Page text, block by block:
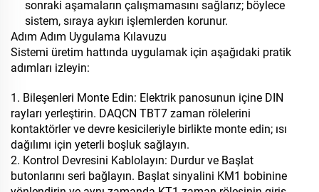
sonraki aşamaların çalışmamasını sağlarız; böylece
sistem, sıraya aykırı işlemlerden korunur.
Adım Adım Uygulama Kılavuzu
Sistemi üretim hattında uygulamak için aşağıdaki pratik
adımları izleyin:
1. Bileşenleri Monte Edin: Elektrik panosunun içine DIN
rayları yerleştirin. DAQCN TBT7 zaman rölelerini
kontaktörler ve devre kesicileriyle birlikte monte edin; ısı
dağılımı için yeterli boşluk sağlayın.
2. Kontrol Devresini Kablolayın: Durdur ve Başlat
butonlarını seri bağlayın. Başlat sinyalini KM1 bobinine